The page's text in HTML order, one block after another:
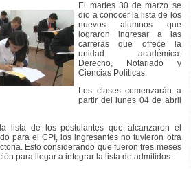
El martes 30 de marzo se
dio a conocer la lista de los
nuevos alumnos que
lograron ingresar a las
carreras que ofrece la
unidad académica:
Derecho, Notariado y
Ciencias Políticas.
Los clases comenzarán a
partir del lunes 04 de abril
lista de los postulantes que alcanzaron el
para el CPI, los ingresantes no tuvieron otra
Esto considerando que fueron tres meses
para llegar a integrar la lista de admitidos.